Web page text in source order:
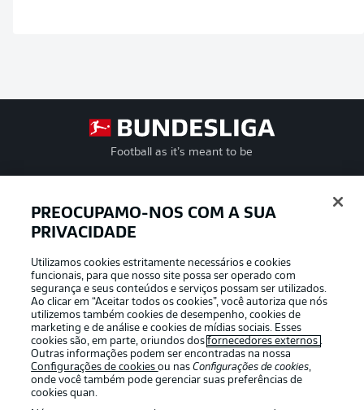
Football as it’s meant to be
APLICATIVO DA BUNDESLIGA
Oferecido por
PREOCUPAMO-NOS COM A SUA
PRIVACIDADE
Utilizamos cookies estritamente necessários e cookies
funcionais, para que nosso site possa ser operado com
segurança e seus conteúdos e serviços possam ser utilizados.
Ao clicar em “Aceitar todos os cookies”, você autoriza que nós
utilizemos também cookies de desempenho, cookies de
marketing e de análise e cookies de mídias sociais. Esses
cookies são, em parte, oriundos dosfornecedores externos .
Outras informações podem ser encontradas na nossa
Configurações de cookiesou nasConfigurações de cookies,
onde você também pode gerenciar suas preferências de
cookies quan.